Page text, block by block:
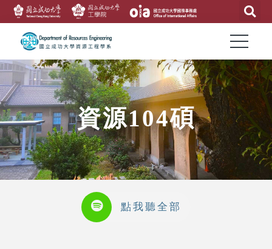
資源104碩
點我聽全部